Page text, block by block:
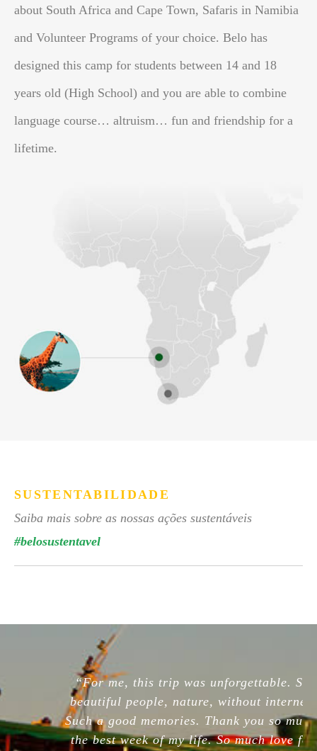
about South Africa and Cape Town, Safaris in Namibia
and Volunteer Programs of your choice. Belo has
designed this camp for students between 14 and 18
years old (High School) and you are able to combine
language course… altruism… fun and friendship for a
lifetime.
SUSTENTABILIDADE
Saiba mais sobre as nossas ações sustentáveis
#belosustentavel
“For me, this trip was unforgettable. So
beautiful people, nature, without internet.
Such a good memories. Thank you so much,
the best week of my life. So much love for